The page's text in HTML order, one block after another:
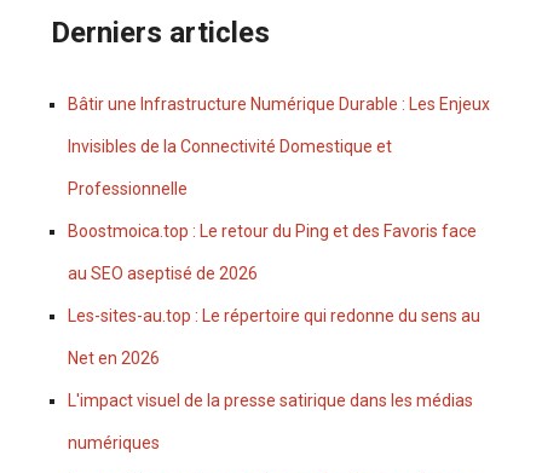
Derniers articles
Bâtir une Infrastructure Numérique Durable : Les Enjeux
Invisibles de la Connectivité Domestique et
Professionnelle
Boostmoica.top : Le retour du Ping et des Favoris face
au SEO aseptisé de 2026
Les-sites-au.top : Le répertoire qui redonne du sens au
Net en 2026
L'impact visuel de la presse satirique dans les médias
numériques